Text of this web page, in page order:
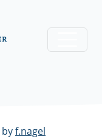
byf.nagel